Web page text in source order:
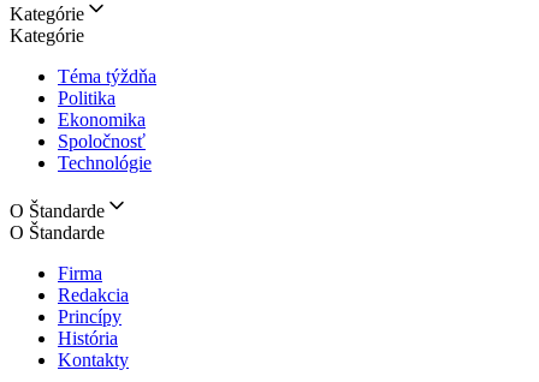
Kategórie
Kategórie
Téma týždňa
Politika
Ekonomika
Spoločnosť
Technológie
O Štandarde
O Štandarde
Firma
Redakcia
Princípy
História
Kontakty